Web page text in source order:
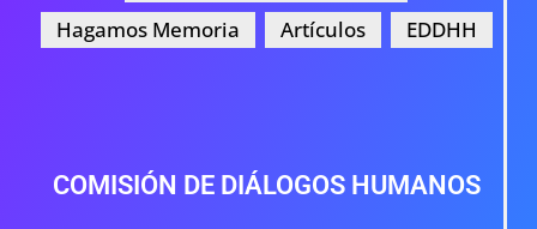
Hagamos Memoria
Artículos EDDHH
COMISIÓN DE DIÁLOGOS HUMANOS